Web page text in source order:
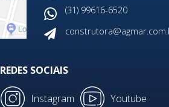
(31) 99616-6520
REDES SOCIAIS
Instagram Youtube